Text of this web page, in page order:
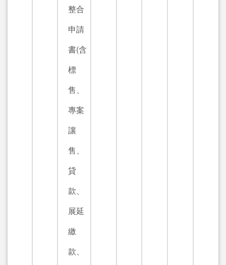
整合
申請
書(含
標
售、
專案
讓
售、
貸
款、
展延
繳
款、